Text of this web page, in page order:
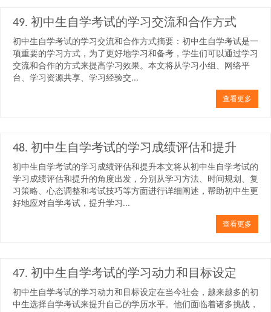
49. 初中生自学考试的学习交流和合作方式
初中生自学考试的学习交流和合作方式摘要：初中生自学考试是一
项重要的学习方式，为了更好地学习和备考，学生们可以通过学习
交流和合作的方式来提高学习效果。本文将从学习小组、网络平
台、学习资源共享、学习经验交...
查看更多
48. 初中生自学考试的学习成绩评估和提升
初中生自学考试的学习成绩评估和提升本文将从初中生自学考试的
学习成绩评估和提升的角度出发，分别从学习方法、时间规划、复
习策略、心态调整和考试技巧等方面进行详细阐述，帮助初中生更
好地应对自学考试，提升学习...
查看更多
47. 初中生自学考试的学习动力和目标设定
初中生自学考试的学习动力和目标设定在当今社会，越来越多的初
中生选择自学考试来提升自己的学历水平。他们面临着诸多挑战，